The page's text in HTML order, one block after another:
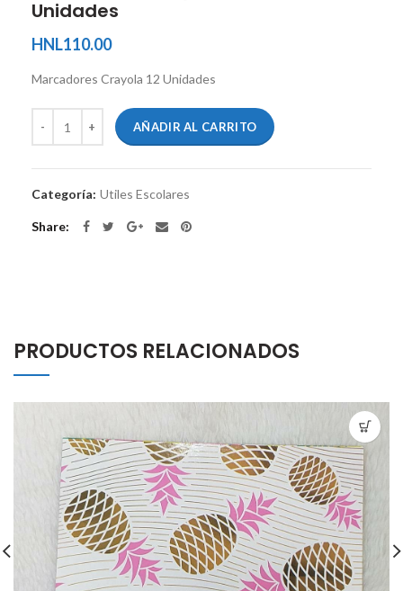
Unidades
HNL110.00
Marcadores Crayola 12 Unidades
AÑADIR AL CARRITO
Categoría: Utiles Escolares
Share
PRODUCTOS RELACIONADOS